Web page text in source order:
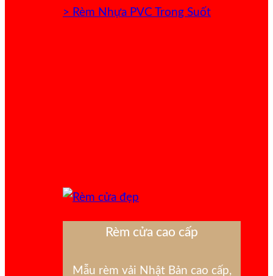
> Rèm Nhựa PVC Trong Suốt
Rèm cửa cao cấp
Mẫu rèm vải Nhật Bản cao cấp,